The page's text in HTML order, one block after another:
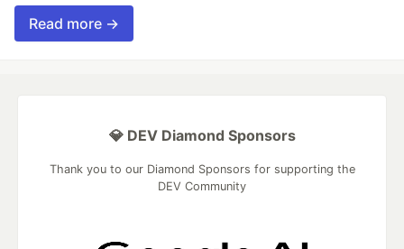
Read more →
💎 DEV Diamond Sponsors
Thank you to our Diamond Sponsors for supporting the
DEV Community